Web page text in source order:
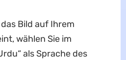
Bild auf Ihrem
wählen Sie im
als Sprache des